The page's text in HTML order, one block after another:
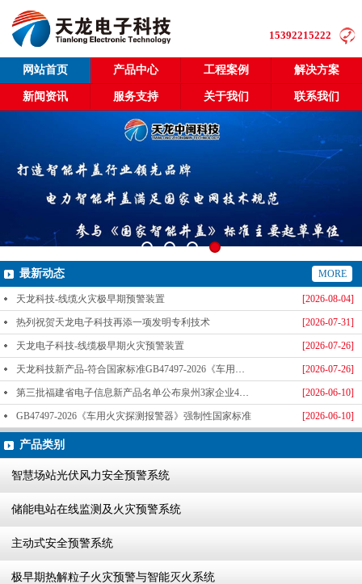
15392215222
网站首页 产品中心 工程案例 解决方案
新闻资讯 服务支持 关于我们 联系我们
最新动态 MORE
[2026-08-04]
天龙科技-线缆火灾极早期预警装置
[2026-07-31]
热列祝贺天龙电子科技再添一项发明专利技术
[2026-07-26]
天龙电子科技-线缆极早期火灾预警装置
[2026-07-26]
天龙科技新产品-符合国家标准GB47497-2026《车用火灾探测报警器》标准发布
[2026-06-10]
第三批福建省电子信息新产品名单公布泉州3家企业4款产品成功入选-泉州天龙科技
[2026-06-10]
GB47497-2026《车用火灾探测报警器》强制性国家标准
产品类别
智慧场站光伏风力安全预警系统
储能电站在线监测及火灾预警系统
主动式安全预警系统
极早期热解粒子火灾预警与智能灭火系统